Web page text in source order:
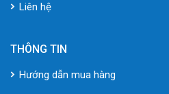
Liên hệ
THÔNG TIN
Hướng dẫn mua hàng